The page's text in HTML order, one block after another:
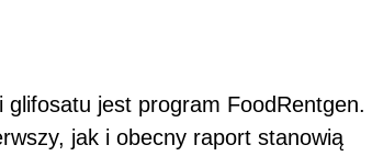
jest program FoodRentgen.
jak i obecny raport stanowią